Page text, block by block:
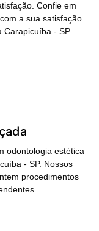
Confie em
a sua satisfação
Carapicuíba - SP
odontologia estética
- SP. Nossos
procedimentos